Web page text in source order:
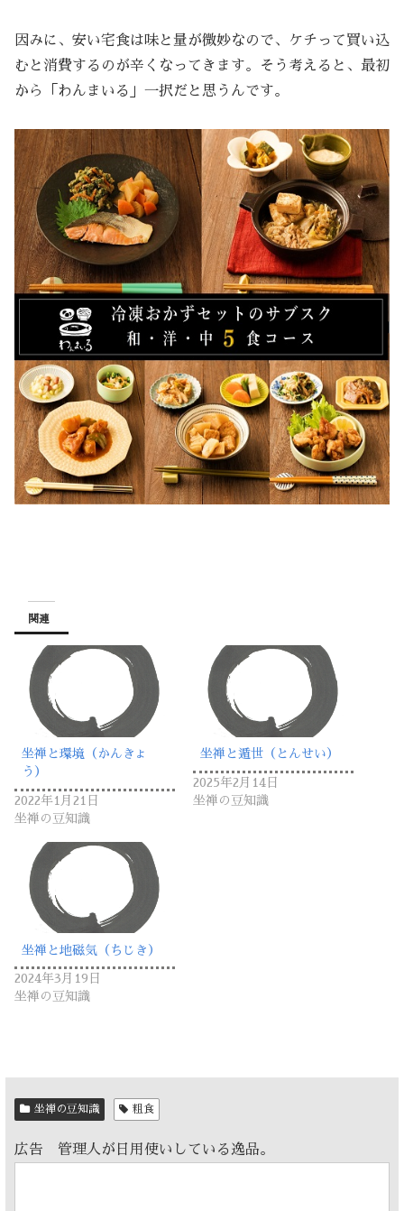
因みに、安い宅食は味と量が微妙なので、ケチって買い込
むと消費するのが辛くなってきます。そう考えると、最初
から「わんまいる」一択だと思うんです。
関連
坐禅と環境（かんきょ
う）
2022年1月21日
坐禅の豆知識
坐禅と遁世（とんせい）
2025年2月14日
坐禅の豆知識
坐禅と地磁気（ちじき）
2024年3月19日
坐禅の豆知識
坐禅の豆知識 粗食
広告 管理人が日用使いしている逸品。